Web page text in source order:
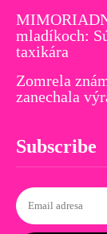
mladíkoch:
taxikára
Zomrela
zanechala
Subscribe